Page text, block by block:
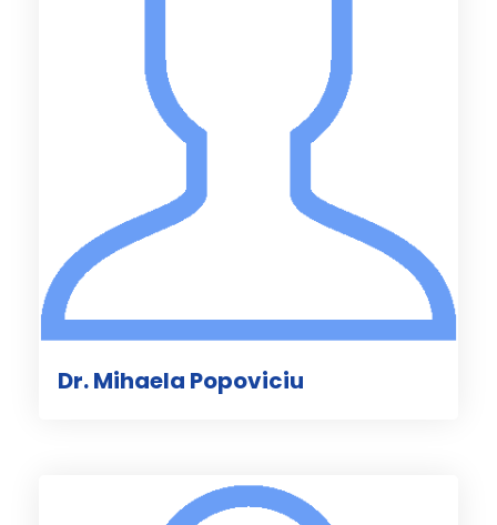
Dr. Mihaela Popoviciu